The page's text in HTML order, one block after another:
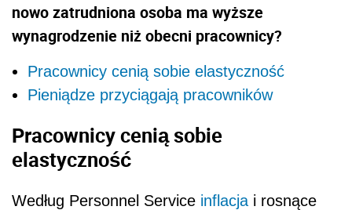
nowo zatrudniona osoba ma wyższe
wynagrodzenie niż obecni pracownicy?
Pracownicy cenią sobie elastyczność
Pieniądze przyciągają pracowników
Pracownicy cenią sobie
elastyczność
Według Personnel Service inflacja i rosnące